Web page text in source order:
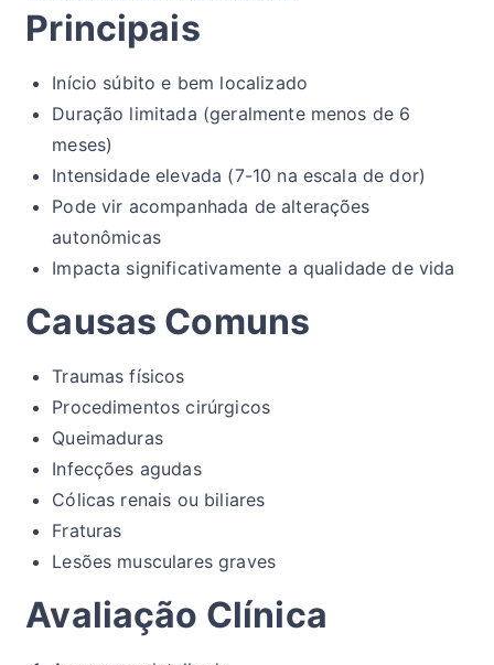
Principais
Início súbito e bem localizado
Duração limitada (geralmente menos de 6
meses)
Intensidade elevada (7-10 na escala de dor)
Pode vir acompanhada de alterações
autonômicas
Impacta significativamente a qualidade de vida
Causas Comuns
Traumas físicos
Procedimentos cirúrgicos
Queimaduras
Infecções agudas
Cólicas renais ou biliares
Fraturas
Lesões musculares graves
Avaliação Clínica